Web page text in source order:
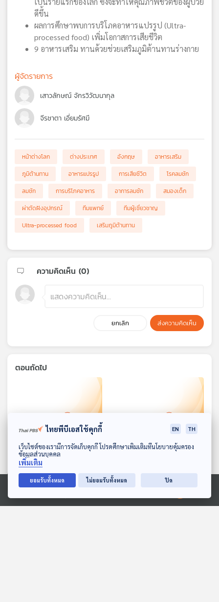
เครือ
ข่าย
ดาวน์โหลด Thai PBS Podcast Application
Ⓒ 2020 องค์การกระจายเสียงและแพร่ภาพสาธารณะแห่งประเทศไทย
ดีขึ้น
ผลการศึกษาพบการบริโภคอาหารแปรรูป (Ultra-
processed food) เพิ่มโอกาสการเสียชีวิต
9 อาหารเสริม ทานด้วยช่วยเสริมภูมิต้านทานร่างกาย
ผู้จัดรายการ
เสาวลักษณ์ จักรวิวัฒนากุล
จีรชาตา เอี่ยมรัศมี
หน้าต่างโลก ต่างประเทศ อังกฤษ
อาหารเสริม
ภูมิต้านทาน
อาหารแปรรูป การเสียชีวิต
โรคลมชัก
ลมชัก
การบริโภคอาหาร อาการลมชัก
สมองเด็ก
ผ่าตัดฝังอุปกรณ์
ทีมแพทย์
ทีมผู้เชี่ยวชาญ
Ultra-processed food
เสริมภูมิต้านทาน
ความคิดเห็น (0)
ยกเลิก ส่งความคิดเห็น
ตอนถัดไป
10 อันดับเมืองที่น่าอยู่ที่สุด
ในโลกประจำปี 2024
หน้าต่างโลก
นักเรียนญี่ปุ่นเข้าโรง
พยาบาลหลังกินมันฝรั่งทอด
กรอบรสเผ็ด
หน้าต่างโลก
ไทยพีบีเอสใช้คุกกี้ EN TH
เว็บไซต์ของเรามีการจัดเก็บคุกกี้ โปรดศึกษาเพิ่มเติมที่นโยบายคุ้มครอง
ข้อมูลส่วนบุคคล
เพิ่มเติม
ยอมรับทั้งหมด ไม่ยอมรับทั้งหมด ปิด